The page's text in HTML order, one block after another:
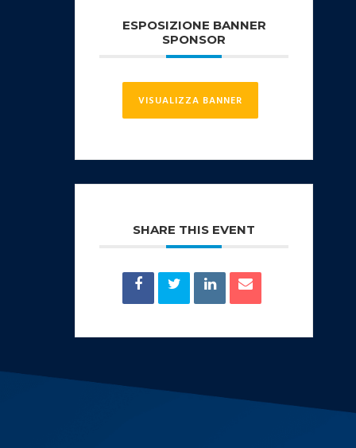
ESPOSIZIONE BANNER
SPONSOR
VISUALIZZA BANNER
SHARE THIS EVENT